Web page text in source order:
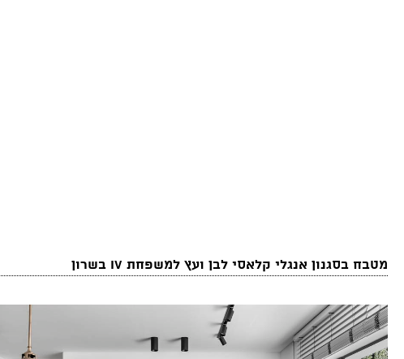
מטבח בסגנון אנגלי קלאסי לבן ועץ למשפחת IV בשרון